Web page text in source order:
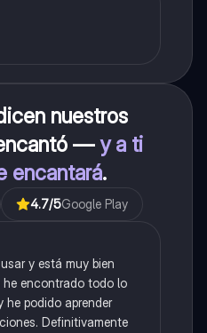
nuestros
—y a ti
encantará.
4.7/5Google Play
y está muy bien
encontrado todo lo
he podido aprender
Definitivamente